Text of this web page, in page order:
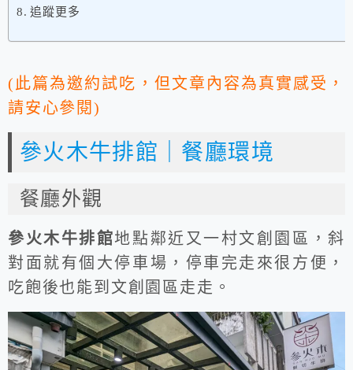
追蹤更多
(此篇為邀約試吃，但文章內容為真實感受，
請安心參閱)
參火木牛排館｜餐廳環境
餐廳外觀
參火木牛排館地點鄰近又一村文創園區，斜
對面就有個大停車場，停車完走來很方便，
吃飽後也能到文創園區走走。